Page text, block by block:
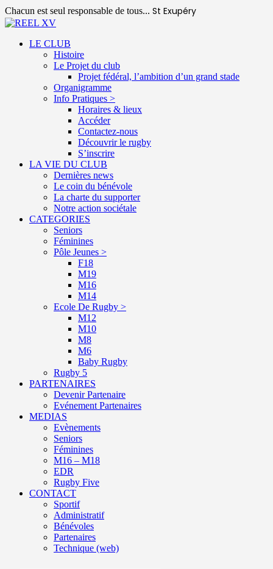
Chacun est seul responsable de tous... St Exupéry
LE CLUB
Histoire
Le Projet du club
Projet fédéral, l’ambition d’un grand stade
Organigramme
Info Pratiques >
Horaires & lieux
Accéder
Contactez-nous
Découvrir le rugby
S’inscrire
LA VIE DU CLUB
Dernières news
Le coin du bénévole
La charte du supporter
Notre action sociétale
CATEGORIES
Seniors
Féminines
Pôle Jeunes >
F18
M19
M16
M14
Ecole De Rugby >
M12
M10
M8
M6
Baby Rugby
Rugby 5
PARTENAIRES
Devenir Partenaire
Evénement Partenaires
MEDIAS
Evènements
Seniors
Féminines
M16 – M18
EDR
Rugby Five
CONTACT
Sportif
Administratif
Bénévoles
Partenaires
Technique (web)